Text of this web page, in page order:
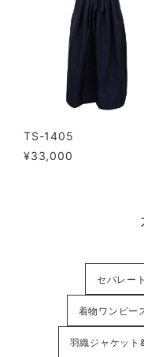
TS-1405
¥33,000
セパレー
着物ワンピ
羽織ジャケッ